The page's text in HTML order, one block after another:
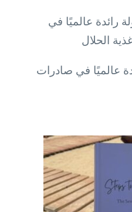
عالميًا في صادرات